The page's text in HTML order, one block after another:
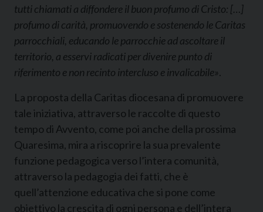
tutti chiamati a diffondere il buon profumo di Cristo: […]
profumo di carità, promuovendo e sostenendo le Caritas
parrocchiali, educando le parrocchie ad ascoltare il
territorio, a esservi radicati per divenire punto di
riferimento e non recinto intercluso e invalicabile».
La proposta della Caritas diocesana di promuovere
tale iniziativa, attraverso le raccolte di questo
tempo di Avvento, come poi anche della prossima
Quaresima, mira a riscoprire la sua prevalente
funzione pedagogica verso l’intera comunità,
attraverso la pedagogia dei fatti, che è
quell’attenzione educativa che si pone come
obiettivo la crescita di ogni persona e dell’intera